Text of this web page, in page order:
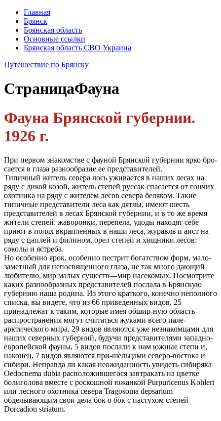
Главная
Брянск
Брянская область
Основные ссылки
Брянская область СВО Украина
Путешествие по Брянску
СтраницаФауна
Фауна Брянской губернии.
1926 г.
При первом знакомстве с фауной Брянской губернии ярко бро-
сается в глаза разнообразие ее представителей.
Типичный житель севера лось уживается в наших лесах на
ряду с дикой козой, житель степей руссак спасается от гончих
охотника на ряду с жителем лесов севера беляком. Такие
типичные представители леса как дятлы, имеют шесть
представителей в лесах Брянской губернии, и в то же время
жители степей: жаворонки, перепела, удоды находят себе
приют в полях вкрапленных в наши леса, журавль и аист на
ряду с цаплей и филином, орел степей и хищники лесов:
соколы и ястреба.
Но особенно ярок, особенно пестрит богатством форм, мало-
заметный для непосвященного глаза, не так много дающий
любителю, мир малых существ—мир насекомых. Посмотрите
каких разнообразных представителей послала в Брянскую
губернию наша родина. Из этого краткого, конечно неполного
списка, вы видете, что из 66 приведенных видов, 25
принадлежат к таким, которые имея обшир-ную область
распространения могут считаться жуками всего пале-
арктического мира, 29 видов являются уже незнакомцами для
наших северных губерний, будучи представителями западно-
европейской фауны, 5 видов послали к нам южные степи и,
наконец, 7 видов являются при-шельцами северо-востока и
сибири. Неправда ли какая неожиданность увидеть сибиряка
Oedocnema dubia расположившегося завтракать на цветке
болиголова вместе с роскошной южанкой Purpuricenus Kohleri
или лесного охотника севера Tragosoma depsarium
обделывающим свои дела бок о бок с пастухом степей
Dorcadion striatum.